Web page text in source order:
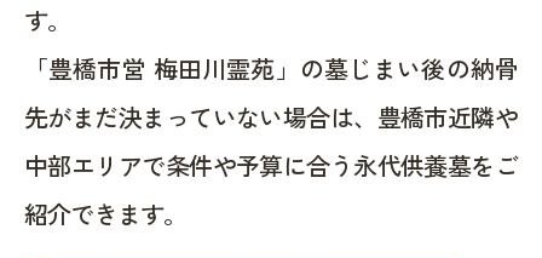
す。
「豊橋市営 梅田川霊苑」の墓じまい後の納骨
先がまだ決まっていない場合は、豊橋市近隣や
中部エリアで条件や予算に合う永代供養墓をご
紹介できます。